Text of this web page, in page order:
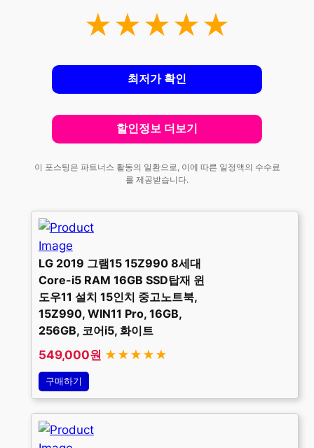
★★★★★
최저가 확인
할인정보 더보기
이 포스팅은 파트너스 활동의 일환으로, 이에 따른 일정액의 수수료
를 제공받습니다.
LG 2019 그램15 15Z990 8세대
Core-i5 RAM 16GB SSD탑재 윈
도우11 설치 15인치 중고노트북,
15Z990, WIN11 Pro, 16GB,
256GB, 코어i5, 화이트
549,000원 ★★★★★
구매하기